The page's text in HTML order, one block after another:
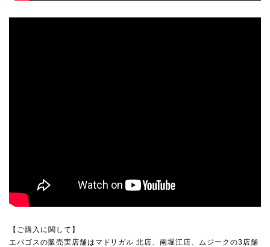
【ご購入に関して】
エバゴスの販売実店舗は マドリガル 北店 、南堀江店 ムジーク の3店舗